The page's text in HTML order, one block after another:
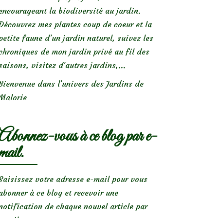
la biodiversité au jardin.
mes plantes coup de coeur et la
faune d’un jardin naturel, suivez les
de mon jardin privé au fil des
visitez d’autres jardins,...
dans l’univers des Jardins de
vous à ce blog par e-
votre adresse e-mail pour vous
à ce blog et recevoir une
de chaque nouvel article par